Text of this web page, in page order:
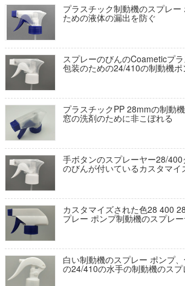
プラスチック制動機のスプレ
ための液体の漏出を防ぐ
スプレーのびんのCoameticプ
包装のための24/410の制動機ポ
プラスチックPP 28mmの制動
窓の洗剤のために非こぼれる
手ボタンのスプレーヤー28/
のびんが付いているカスタマイ
カスタマイズされた色28 400
プレー ポンプ制動機のスプレ
白い制動機のスプレー ポンプ
の24/410の水手の制動機のスプ